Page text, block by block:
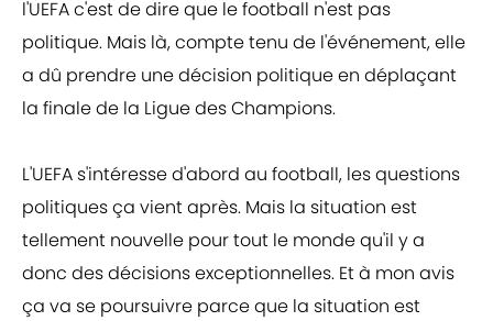
l'UEFA c'est de dire que le football n'est pas
politique. Mais là, compte tenu de l'événement, elle
a dû prendre une décision politique en déplaçant
la finale de la Ligue des Champions.
L'UEFA s'intéresse d'abord au football, les questions
politiques ça vient après. Mais la situation est
tellement nouvelle pour tout le monde qu'il y a
donc des décisions exceptionnelles. Et à mon avis
ça va se poursuivre parce que la situation est